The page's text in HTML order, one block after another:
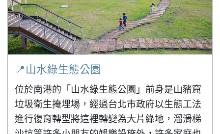
📍山水綠生態公園
位於南港的「山水綠生態公園」前身是山豬窟
垃圾衛生掩埋場，經過台北市政府以生態工法
進行復育轉型將這裡轉變為大片綠地，溜滑梯